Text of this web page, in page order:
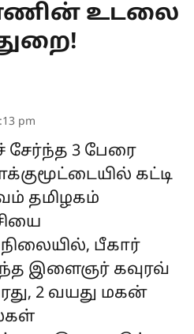
உடலை
pm
சேர்ந்த 3 பேரை
கட்டி
தமிழகம்
நிலையில், பீகார்
இளைஞர் கவுரவ்
2 வயது மகன்